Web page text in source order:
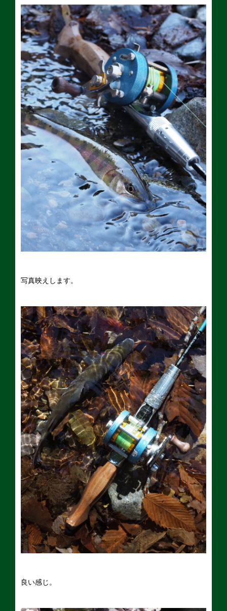
写真映えします。
良い感じ。